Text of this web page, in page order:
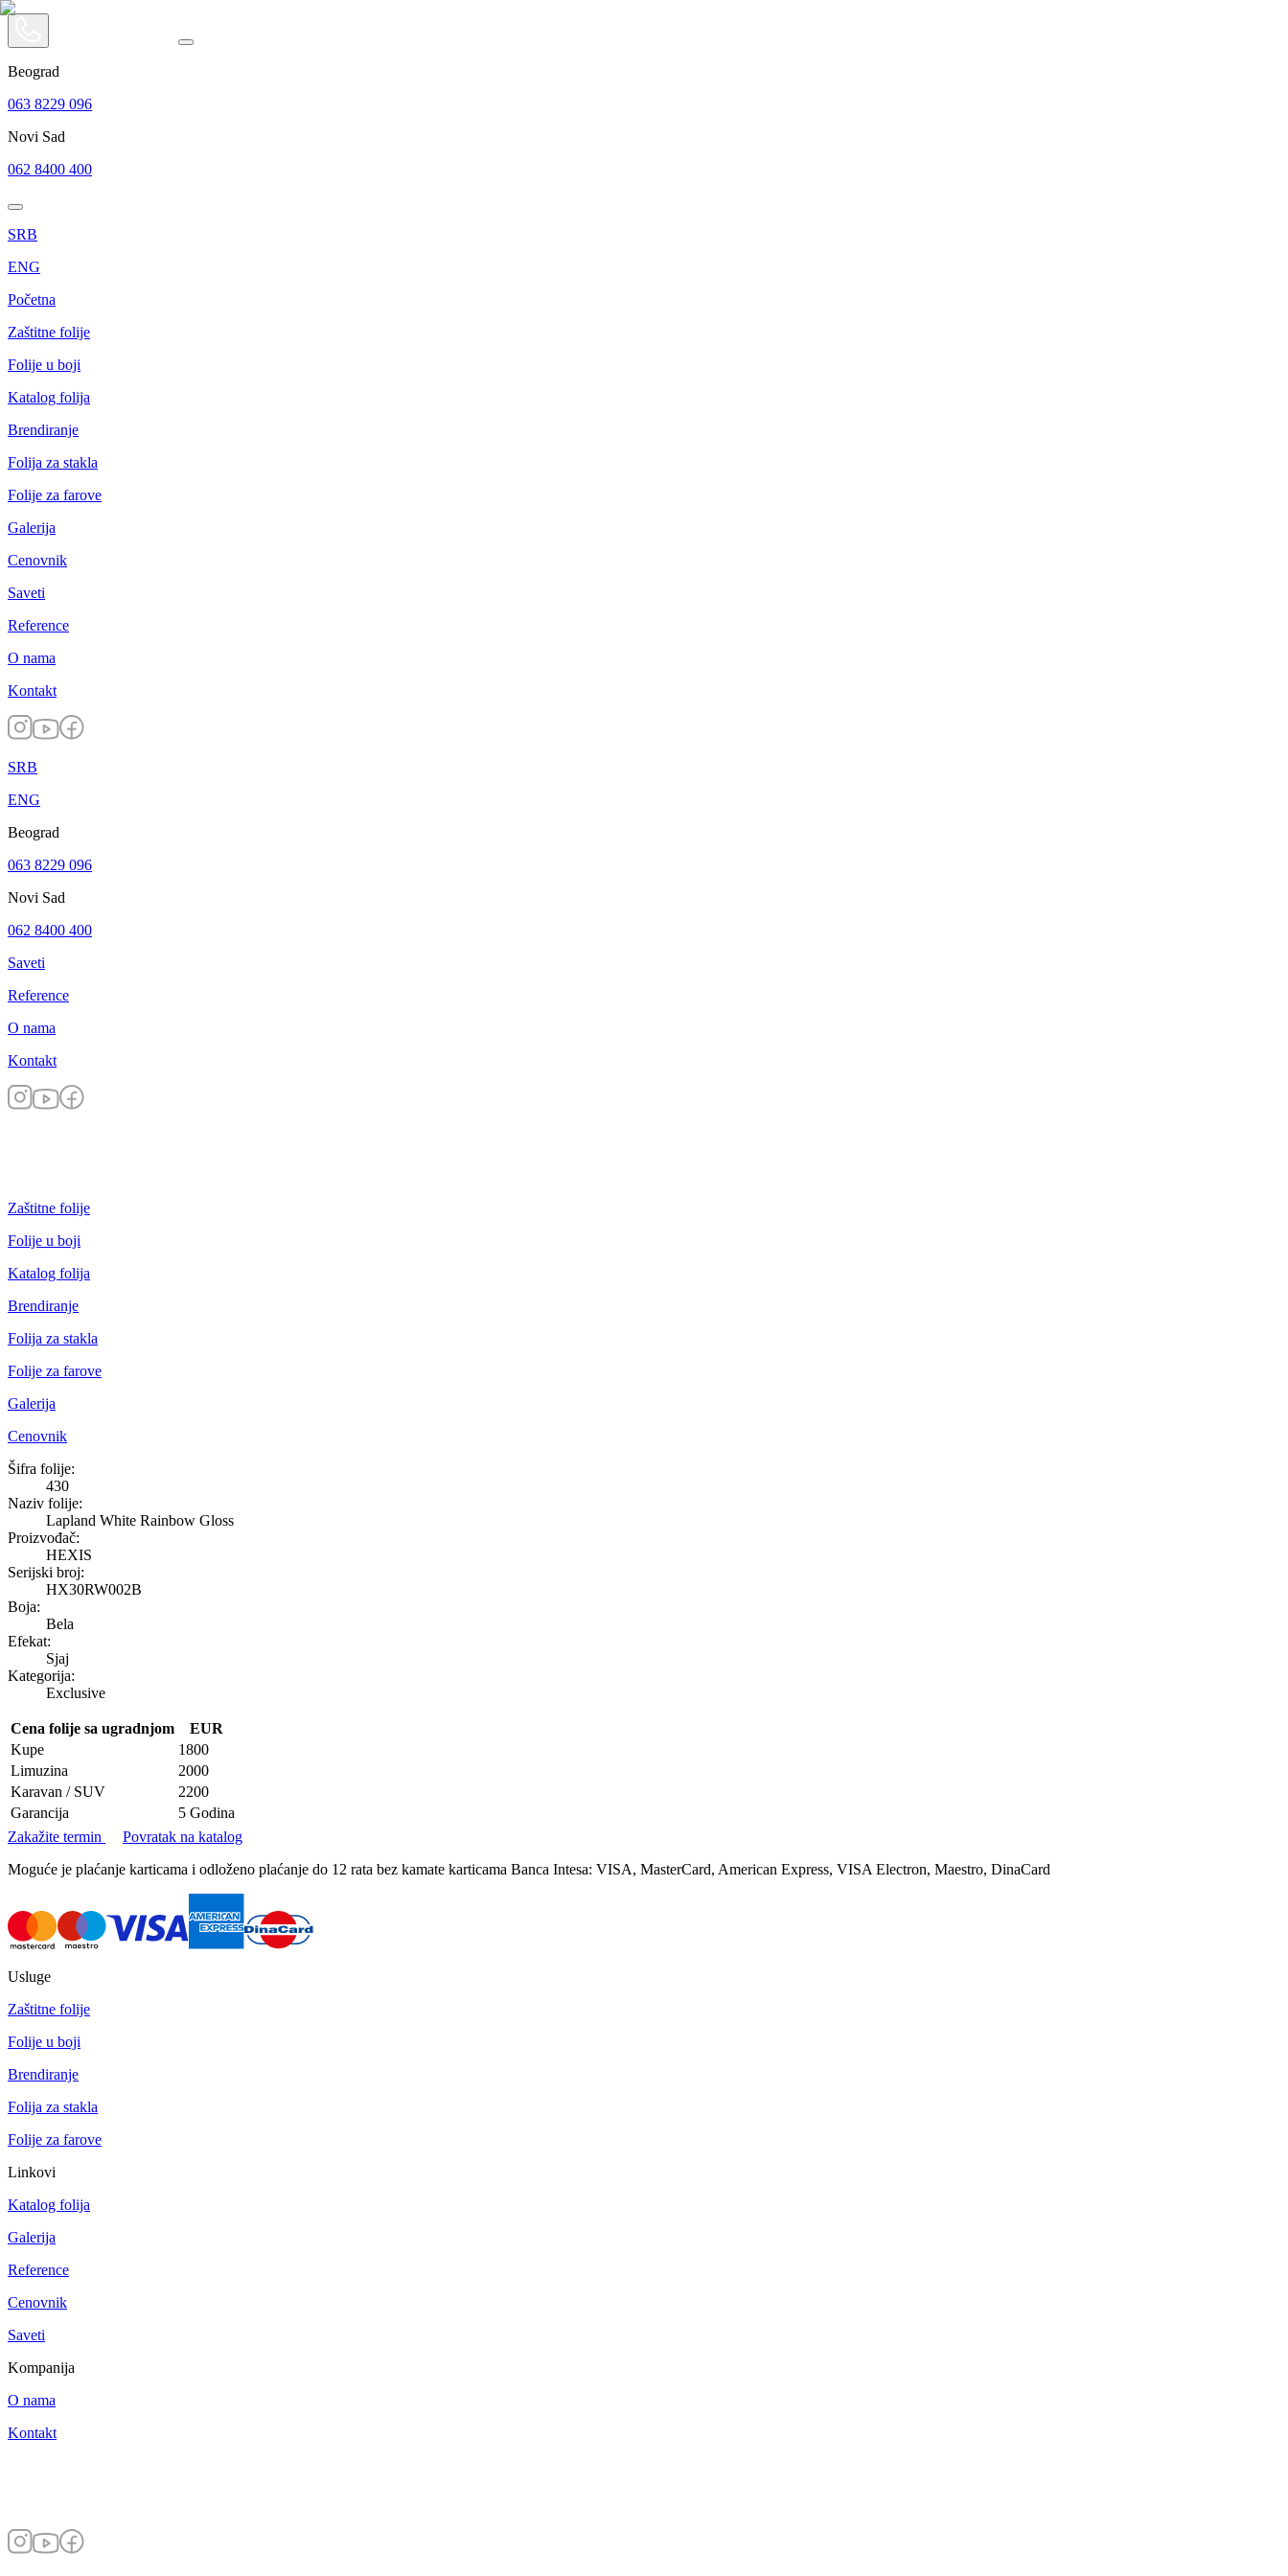
Beograd
063 8229 096
Novi Sad
062 8400 400
SRB
ENG
Početna
Zaštitne folije
Folije u boji
Katalog folija
Brendiranje
Folija za stakla
Folije za farove
Galerija
Cenovnik
Saveti
Reference
O nama
Kontakt
SRB
ENG
Beograd
063 8229 096
Novi Sad
062 8400 400
Saveti
Reference
O nama
Kontakt
Zaštitne folije
Folije u boji
Katalog folija
Brendiranje
Folija za stakla
Folije za farove
Galerija
Cenovnik
Lapland White Rainbow Gloss
Šifra folije:
430
Naziv folije:
Lapland White Rainbow Gloss
Proizvođač:
HEXIS
Serijski broj:
HX30RW002B
Boja:
Bela
Efekat:
Sjaj
Kategorija:
Exclusive
Cena folije sa ugradnjom
EUR
Kupe
1800
Limuzina
2000
Karavan / SUV
2200
Garancija
5 Godina
Zakažite termin
Povratak na katalog
Moguće je plaćanje karticama i odloženo plaćanje do 12 rata bez kamate karticama Banca Intesa: VISA, MasterCard, American Express, VISA Electron, Maestro, DinaCard
Usluge
Zaštitne folije
Folije u boji
Brendiranje
Folija za stakla
Folije za farove
Linkovi
Katalog folija
Galerija
Reference
Cenovnik
Saveti
Kompanija
O nama
Kontakt